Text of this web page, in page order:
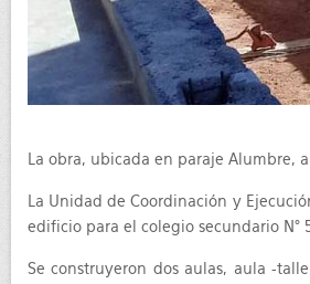
La obra, ubicada en paraje
La Unidad de Coordinación y
edificio para el colegio secundario N°
Se construyeron dos aulas, aula -